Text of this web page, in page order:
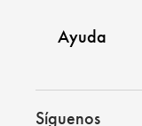
Ayuda
Síguenos